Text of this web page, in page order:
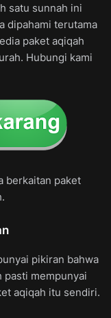
satu sunnah ini
dipahami terutama
paket aqiqah
Hubungi kami
berkaitan paket
pikiran bahwa
pasti mempunyai
aqiqah itu sendiri.